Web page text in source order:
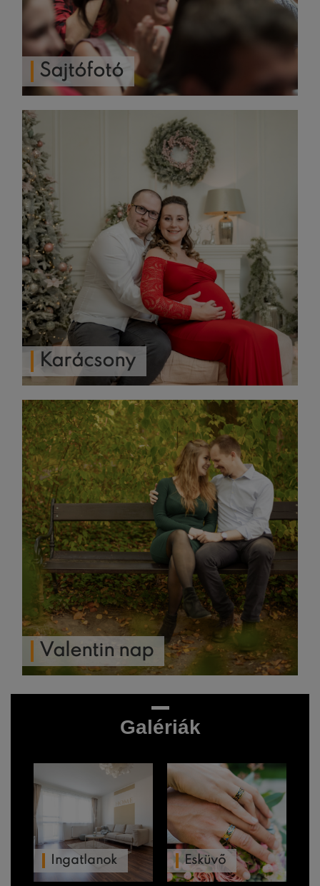
Sajtófotó
Karácsony
Valentin nap
Galériák
Ingatlanok Esküvő